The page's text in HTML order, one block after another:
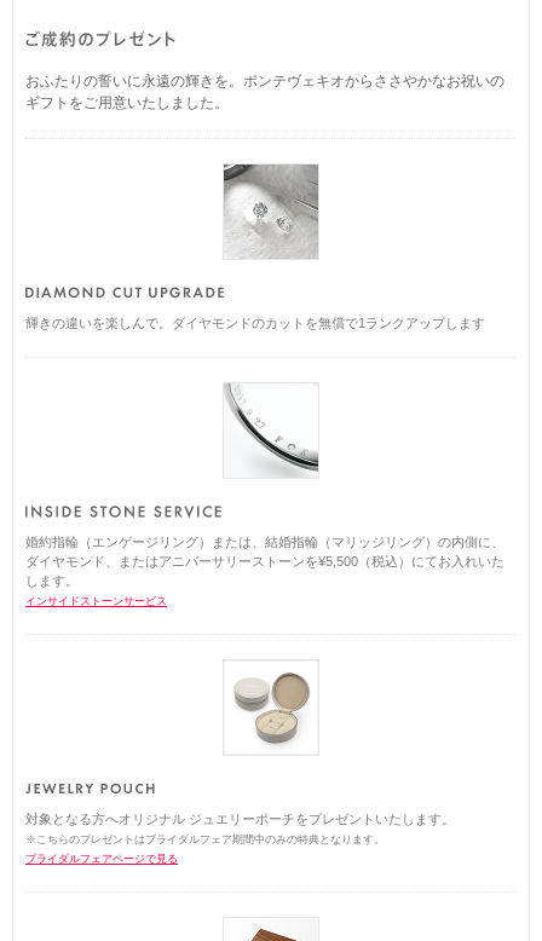
おふたりの誓いに永遠の輝きを。ポンテヴェキオからささやかなお祝いの
ギフトをご用意いたしました。
輝きの違いを楽しんで。ダイヤモンドのカットを無償で1ランクアップします
婚約指輪（エンゲージリング）または、結婚指輪（マリッジリング）の内側に、
ダイヤモンド、またはアニバーサリーストーンを¥5,500（税込）にてお入れいた
します。
インサイドストーンサービス
対象となる方へオリジナル ジュエリーポーチをプレゼントいたします。
※こちらのプレゼントはブライダルフェア期間中のみの特典となります。
ブライダルフェアページで見る